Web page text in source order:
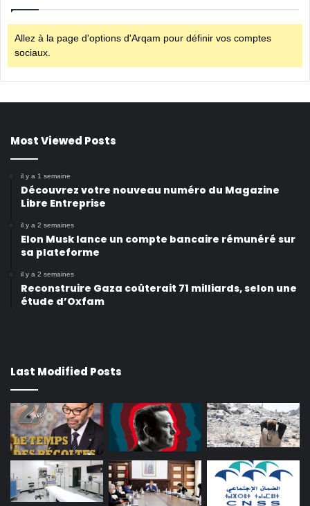
Allez à la page d'options d'Arqam pour définir vos comptes
sociaux.
Most Viewed Posts
il y a 1 semaine
Découvrez votre nouveau numéro du Magazine
Libre Entreprise
il y a 2 semaines
Elon Musk lance un compte bancaire rémunéré sur
sa plateforme
il y a 2 semaines
Reconstruire Gaza coûterait 71 milliards, selon une
étude d’Oxfam
Last Modified Posts